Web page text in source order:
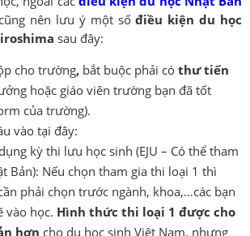
nên lưu ý một sốđiều kiện du học
sau đây:
cho trường, bắt buộc phải có thư tiến
hoặc giáo viên trường bạn đã tốt
của trường).
vào tại đây:
kỳ thi lưu học sinh (EJU – Có thể tham
Bản): Nếu chọn tham gia thi loại 1 thì
phải chọn trước ngành, khoa,…các bạn
vào học. Hình thức thi loại 1 được cho
hơn cho du học sinh Việt Nam, nhưng